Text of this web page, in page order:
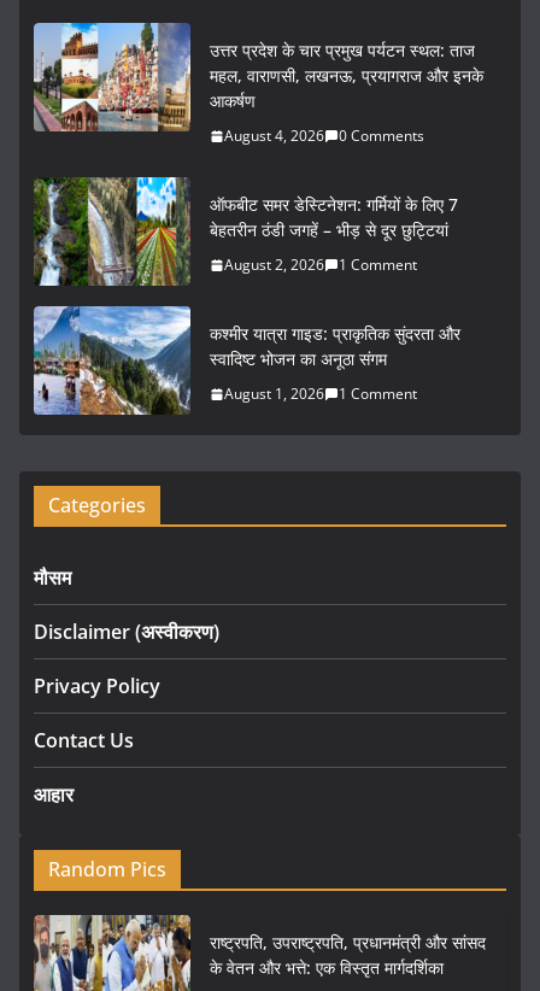
c
e
b
o
k
itt
er
ai
l
ar
e
उत्तर प्रदेश के चार प्रमुख पर्यटन स्थल: ताज
महल, वाराणसी, लखनऊ, प्रयागराज और इनके
आकर्षण
August 4, 2026 0 Comments
ऑफबीट समर डेस्टिनेशन: गर्मियों के लिए 7
बेहतरीन ठंडी जगहें – भीड़ से दूर छुट्टियां
August 2, 2026 1 Comment
कश्मीर यात्रा गाइड: प्राकृतिक सुंदरता और
स्वादिष्ट भोजन का अनूठा संगम
August 1, 2026 1 Comment
Categories
मौसम
Disclaimer (अस्वीकरण)
Privacy Policy
Contact Us
आहार
Random Pics
राष्ट्रपति, उपराष्ट्रपति, प्रधानमंत्री और सांसद
के वेतन और भत्ते: एक विस्तृत मार्गदर्शिका